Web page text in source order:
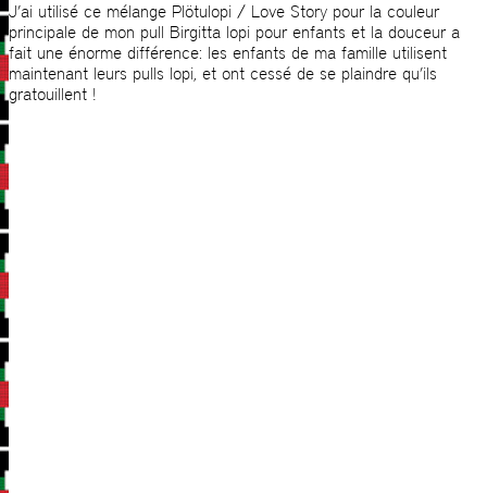
J’ai utilisé ce mélange Plötulopi / Love Story pour la couleur
principale de mon pull Birgitta lopi pour enfants et la douceur a
fait une énorme différence: les enfants de ma famille utilisent
maintenant leurs pulls lopi, et ont cessé de se plaindre qu’ils
gratouillent !